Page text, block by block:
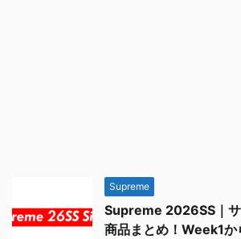
Supreme
Supreme 2026SS｜
商品まとめ！Week1